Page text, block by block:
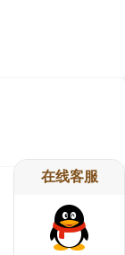
在线客服